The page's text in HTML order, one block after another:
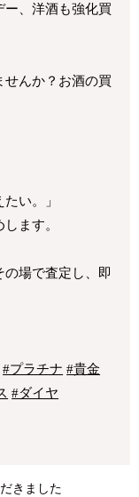
ー、洋酒も強化買
せんか？お酒の買
い。」
ます。
場で査定し、即
#プラチナ #貴金
#ダイヤ
きました